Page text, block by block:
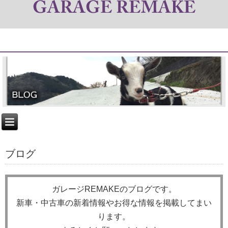
ブログ
ガレージREMAKEのブログです。
新車・中古車の新着情報やお得な情報を掲載してまい
ります。